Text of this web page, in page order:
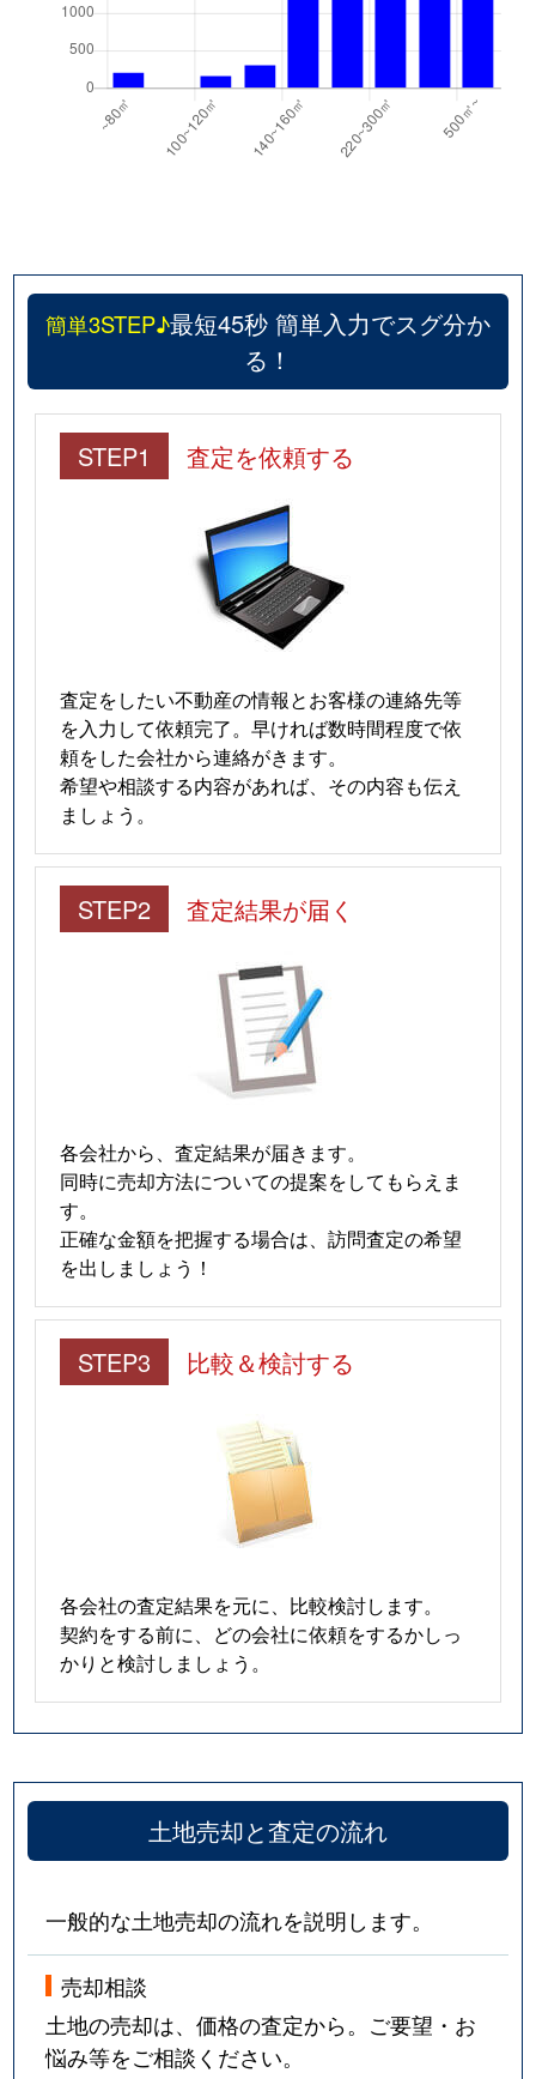
簡単3STEP♪最短45秒 簡単入力でスグ分か
る！
STEP1 査定を依頼する
査定をしたい不動産の情報とお客様の連絡先等
を入力して依頼完了。早ければ数時間程度で依
頼をした会社から連絡がきます。
希望や相談する内容があれば、その内容も伝え
ましょう。
STEP2 査定結果が届く
各会社から、査定結果が届きます。
同時に売却方法についての提案をしてもらえま
す。
正確な金額を把握する場合は、訪問査定の希望
を出しましょう！
STEP3 比較＆検討する
各会社の査定結果を元に、比較検討します。
契約をする前に、どの会社に依頼をするかしっ
かりと検討しましょう。
土地売却と査定の流れ
一般的な土地売却の流れを説明します。
売却相談
土地の売却は、価格の査定から。ご要望・お
悩み等をご相談ください。